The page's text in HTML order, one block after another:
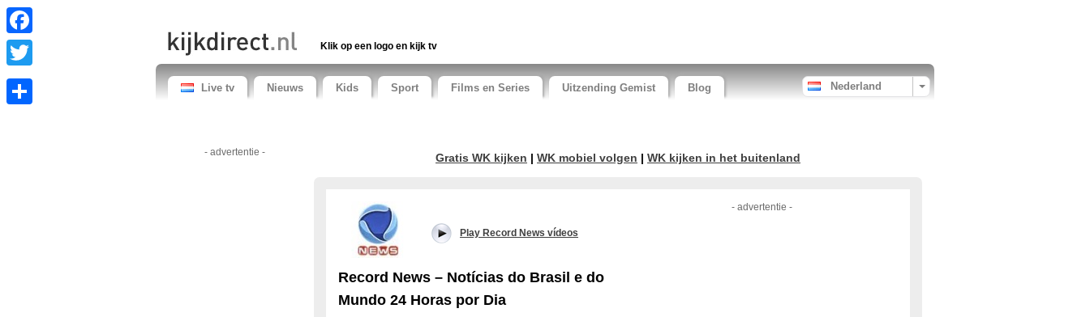
Facebook
Twitter
Klik op een logo en kijk tv
Live tv Nieuws Kids Sport Films en Series Uitzending Gemist Blog Nederland
- advertentie - Gratis WK kijken | WK mobiel volgen | WK kijken in het buitenland
- advertentie -
Play Record News vídeos
Record News – Notícias do Brasil e do
Mundo 24 Horas por Dia